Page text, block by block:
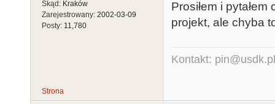
Skąd: Kraków
Zarejestrowany: 2002-03-09
Posty: 11,780
Prosiłem i
projekt, ale chyba
Kontakt: pin@usdk.pl
Strona